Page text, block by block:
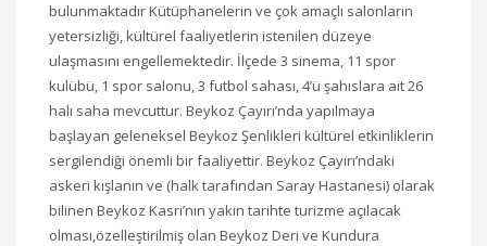
bulunmaktadır Kütüphanelerin ve çok amaçlı salonların
yetersizliği, kültürel faaliyetlerin istenilen düzeye
ulaşmasını engellemektedir. İlçede 3 sinema, 11 spor
kulübü, 1 spor salonu, 3 futbol sahası, 4’ü şahıslara ait 26
halı saha mevcuttur. Beykoz Çayırı’nda yapılmaya
başlayan geleneksel Beykoz Şenlikleri kültürel etkinliklerin
sergilendiği önemli bir faaliyettir. Beykoz Çayırı’ndaki
askeri kışlanın ve (halk tarafından Saray Hastanesi) olarak
bilinen Beykoz Kasrı’nın yakın tarihte turizme açılacak
olması,özelleştirilmiş olan Beykoz Deri ve Kundura